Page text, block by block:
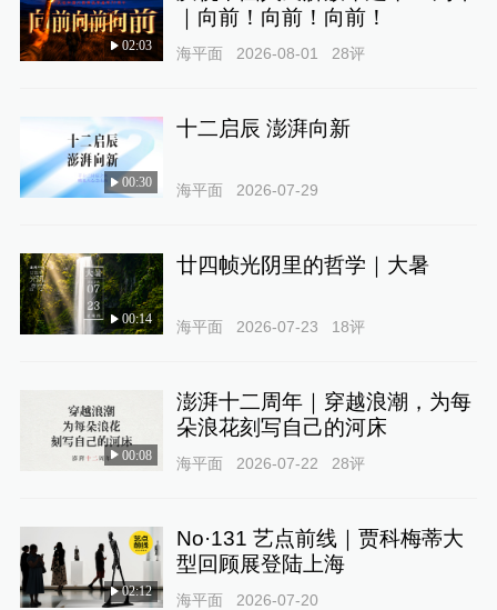
02:03
｜向前！向前！向前！
海平面 2026-08-01 28评
00:30
十二启辰 澎湃向新
海平面 2026-07-29
00:14
廿四帧光阴里的哲学｜大暑
海平面 2026-07-23 18评
00:08
澎湃十二周年｜穿越浪潮，为每
朵浪花刻写自己的河床
海平面 2026-07-22 28评
02:12
No·131 艺点前线｜贾科梅蒂大
型回顾展登陆上海
海平面 2026-07-20